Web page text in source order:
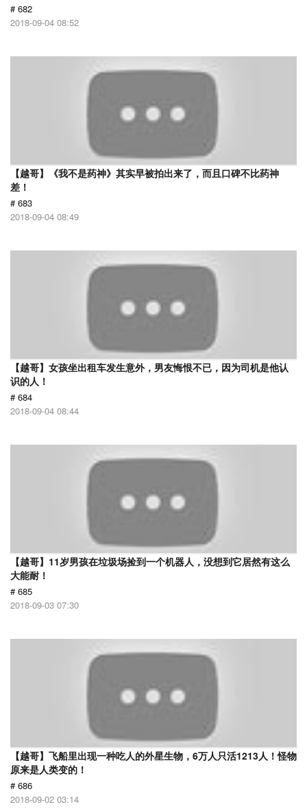
# 682
2018-09-04 08:52
【越哥】《我不是药神》其实早被拍出来了，而且口碑不比药神
差！
# 683
2018-09-04 08:49
【越哥】女孩坐出租车发生意外，男友悔恨不已，因为司机是他认
识的人！
# 684
2018-09-04 08:44
【越哥】11岁男孩在垃圾场捡到一个机器人，没想到它居然有这么
大能耐！
# 685
2018-09-03 07:30
【越哥】飞船里出现一种吃人的外星生物，6万人只活1213人！怪物
原来是人类变的！
# 686
2018-09-02 03:14